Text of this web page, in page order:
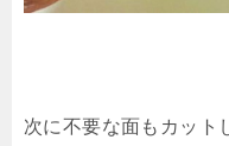
次に不要な面もカット